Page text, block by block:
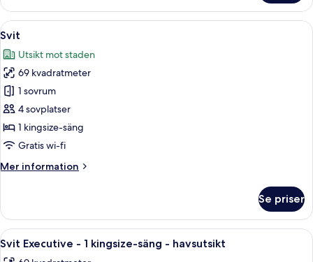
-
havsutsikt
Öppna
alla
foton
för
Svit
Ett hotellrum med en stor säng, två
10
Svit
Utsikt mot staden
69 kvadratmeter
1 sovrum
4 sovplatser
1 kingsize-säng
Gratis wi-fi
Mer information
Mer
Se priser
Öppna
alla
Ett hotellrum med en stor säng, ett
13
Svit Executive - 1 kingsize-säng - havsutsikt